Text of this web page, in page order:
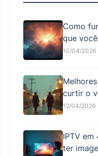
Como
que
10/04/2026
curtir o
12/04/2026
IPTV em
ter